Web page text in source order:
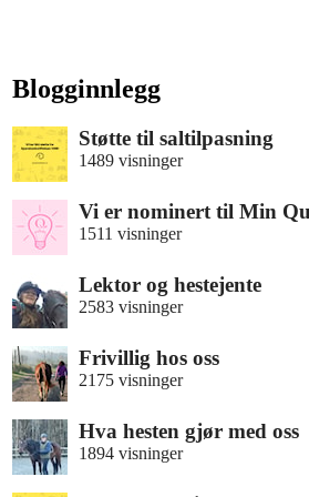
Blogginnlegg
Støtte til saltilpasning
1489 visninger
Vi er nominert til Min
1511 visninger
Lektor og hestejente
2583 visninger
Frivillig hos oss
2175 visninger
Hva hesten gjør med oss
1894 visninger